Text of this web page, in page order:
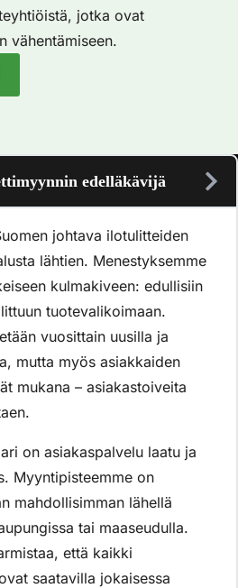
jotka ovat
vähentämiseen.
edelläkävijä
johtava ilotulitteiden
lähtien. Menestyksemme
kulmakiveen: edullisiin
tuotevalikoimaan.
vuosittain uusilla ja
mutta myös asiakkaiden
mukana – asiakastoiveita
on asiakaspalvelu laatu ja
Myyntipisteemme on
mahdollisimman lähellä
tai maaseudulla.
että kaikki
saatavilla jokaisessa